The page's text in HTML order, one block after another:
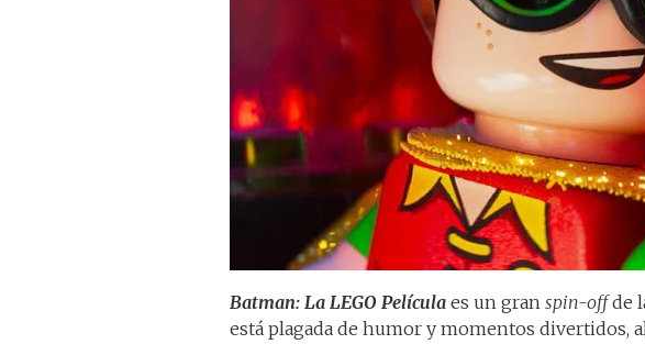
Batman: La LEGO Película es un gran spin-offde
está plagada de humor y momentos divertidos,